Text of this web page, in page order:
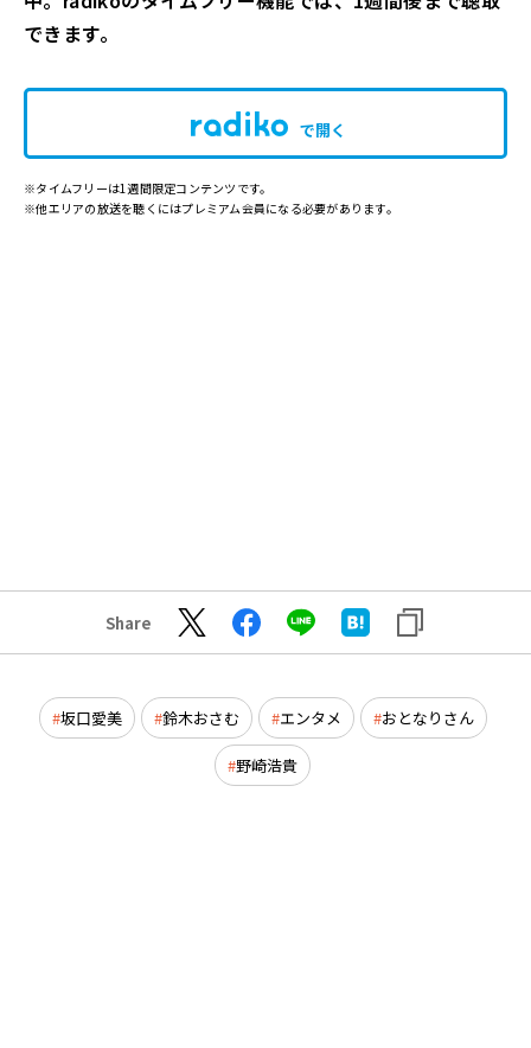
できます。
で開く
※タイムフリーは1週間限定コンテンツです。
※他エリアの放送を聴くにはプレミアム会員になる必要があります。
Share
坂口愛美 鈴木おさむ エンタメ おとなりさん
野崎浩貴